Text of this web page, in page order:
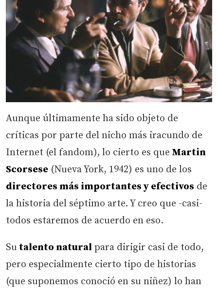
Aunque últimamente ha sido objeto de
críticas por parte del nicho más iracundo de
Internet (el fandom), lo cierto es que Martin
Scorsese (Nueva York, 1942) es uno de los
directores más importantes y efectivos de
la historia del séptimo arte. Y creo que -casi-
todos estaremos de acuerdo en eso.
Su talento natural para dirigir casi de todo,
pero especialmente cierto tipo de historias
(que suponemos conoció en su niñez) lo han